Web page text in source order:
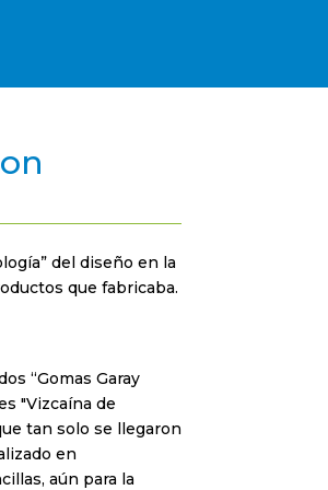
del diseño en la
que fabricaba.
“Gomas Garay
"Vizcaína de
tan solo se llegaron
en
aún para la